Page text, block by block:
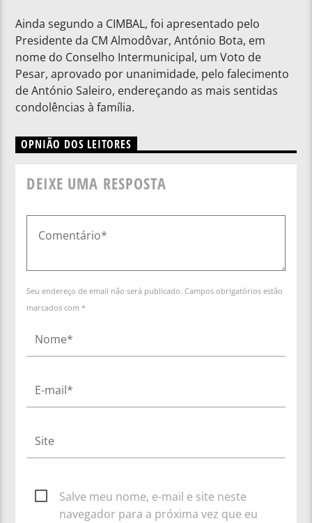
Ainda segundo a CIMBAL, foi apresentado pelo
Presidente da CM Almodôvar, António Bota, em
nome do Conselho Intermunicipal, um Voto de
Pesar, aprovado por unanimidade, pelo falecimento
de António Saleiro, endereçando as mais sentidas
condolências à família.
OPNIÃO DOS LEITORES
DEIXE UMA RESPOSTA
Seu endereço de email não será publicado. Campos obrigatórios estão
marcados com *
Salve meu nome, e-mail e site neste
navegador para a próxima vez que eu